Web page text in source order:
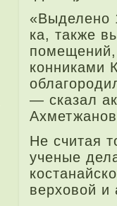
«Выделе­но
ка, также
конниками
— сказал
Не считая
ученые
верховой и